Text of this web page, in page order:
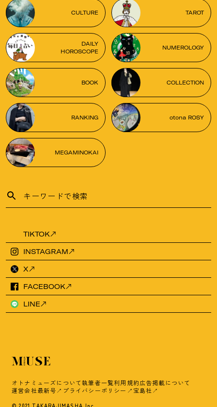
CULTURE TAROT
DAILY
HOROSCOPE
NUMEROLOGY
BOOK COLLECTION
RANKING otona ROSY
MEGAMINOKAI
TIKTOK
INSTAGRAM
X
FACEBOOK
LINE
オトナミューズについて執筆者一覧利用規約広告掲載について
運営会社最新号 プライバシーポリシー 宝島社
© 2021 TAKARAJIMASHA,Inc.